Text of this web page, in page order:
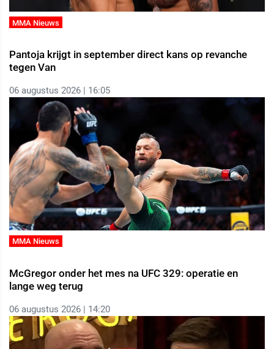
MMA Nieuws
Pantoja krijgt in september direct kans op revanche
tegen Van
06 augustus 2026 | 16:05
MMA Nieuws
McGregor onder het mes na UFC 329: operatie en
lange weg terug
06 augustus 2026 | 14:20